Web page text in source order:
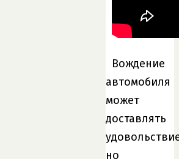
Вождение
автомобиля
может
доставлять
но